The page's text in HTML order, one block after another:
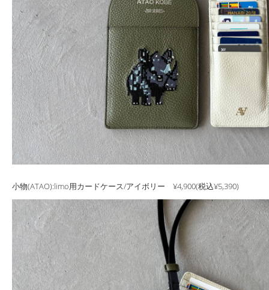
小物(ATAO):limo用カードケース/アイボリー ¥4,900(税込¥5,390)